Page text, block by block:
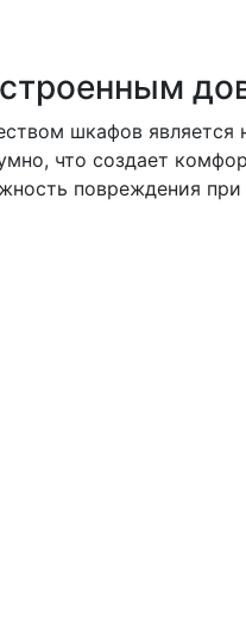
шкафов является
что создает
повреждения при